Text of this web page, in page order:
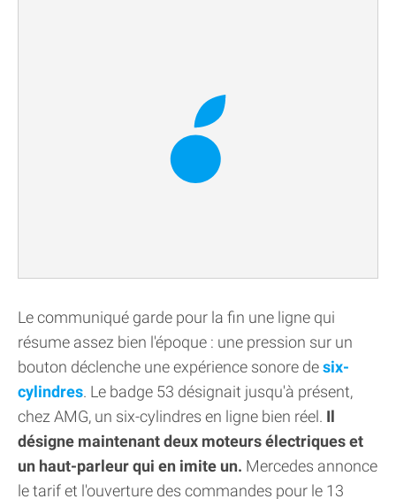
Le communiqué garde pour la fin une ligne qui
résume assez bien l'époque : une pression sur un
bouton déclenche une expérience sonore desix-
cylindres. Le badge 53 désignait jusqu'à présent,
chez AMG, un six-cylindres en ligne bien réel. Il
désigne maintenant deux moteurs électriques et
un haut-parleur qui en imite un. Mercedes annonce
le tarif et l'ouverture des commandes pour le 13